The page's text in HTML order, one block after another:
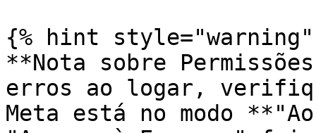
{% hint style="warning"
**Nota sobre
erros ao logar,
Meta está no modo